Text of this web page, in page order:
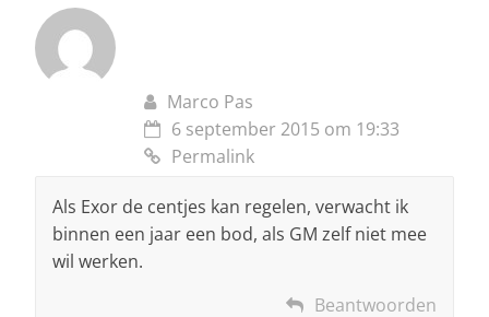
Marco Pas
6 september 2015 om 19:33
Permalink
Als Exor de centjes kan regelen, verwacht ik
binnen een jaar een bod, als GM zelf niet mee
wil werken.
Beantwoorden